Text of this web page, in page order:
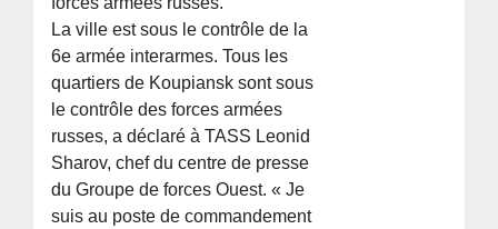
La ville est sous le contrôle de la
6e armée interarmes. Tous les
quartiers de Koupiansk sont sous
le contrôle des forces armées
russes, a déclaré à TASS Leonid
Sharov, chef du centre de presse
du Groupe de forces Ouest. « Je
suis au poste de commandement